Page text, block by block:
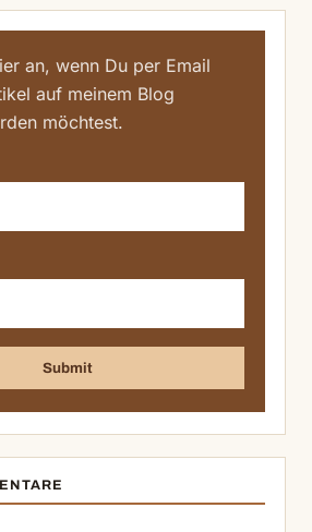
an, wenn Du per Email
auf meinem Blog
möchtest.